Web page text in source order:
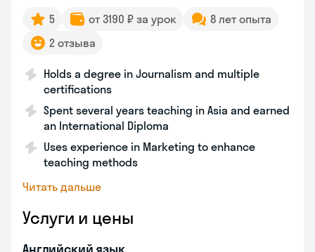
5 от 3190 ₽ за урок
8 лет опыта
2 отзыва
Holds a degree in Journalism and multiple
certifications
Spent several years teaching in Asia and earned
an International Diploma
Uses experience in Marketing to enhance
teaching methods
Читать дальше
Услуги и цены